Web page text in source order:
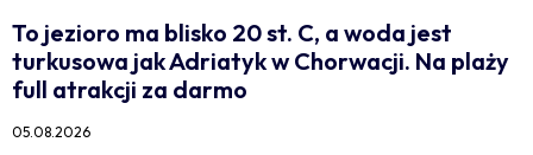
To jezioro ma blisko 20 st. C, a woda jest
turkusowa jak Adriatyk w Chorwacji. Na plaży
full atrakcji za darmo
05.08.2026